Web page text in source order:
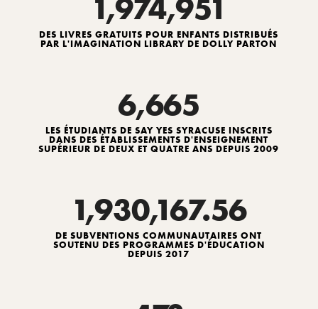
1,974,951
DES LIVRES GRATUITS POUR ENFANTS DISTRIBUÉS
PAR L'IMAGINATION LIBRARY DE DOLLY PARTON
6,665
LES ÉTUDIANTS DE SAY YES SYRACUSE INSCRITS
DANS DES ÉTABLISSEMENTS D'ENSEIGNEMENT
SUPÉRIEUR DE DEUX ET QUATRE ANS DEPUIS 2009
1,930,167.56
DE SUBVENTIONS COMMUNAUTAIRES ONT
SOUTENU DES PROGRAMMES D'ÉDUCATION
DEPUIS 2017